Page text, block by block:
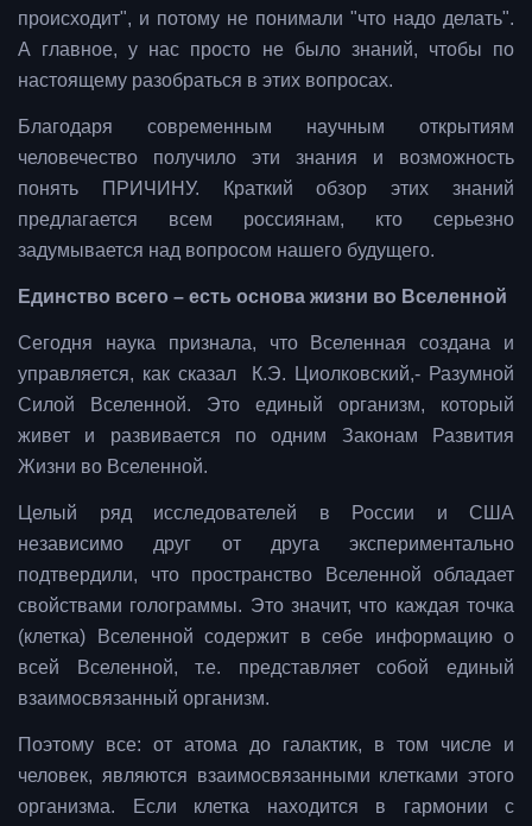
происходит", и потому не понимали "что надо делать".
А главное, у нас просто не было знаний, чтобы по
настоящему разобраться в этих вопросах.
Благодаря современным научным открытиям
человечество получило эти знания и возможность
понять ПРИЧИНУ. Краткий обзор этих знаний
предлагается всем россиянам, кто серьезно
задумывается над вопросом нашего будущего.
Единство всего – есть основа жизни во Вселенной
Сегодня наука признала, что Вселенная создана и
управляется, как сказал К.Э. Циолковский,- Разумной
Силой Вселенной. Это единый организм, который
живет и развивается по одним Законам Развития
Жизни во Вселенной.
Целый ряд исследователей в России и США
независимо друг от друга экспериментально
подтвердили, что пространство Вселенной обладает
свойствами голограммы. Это значит, что каждая точка
(клетка) Вселенной содержит в себе информацию о
всей Вселенной, т.е. представляет собой единый
взаимосвязанный организм.
Поэтому все: от атома до галактик, в том числе и
человек, являются взаимосвязанными клетками этого
организма. Если клетка находится в гармонии с